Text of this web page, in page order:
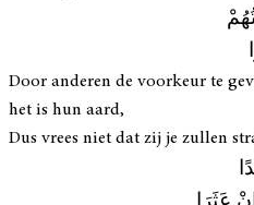
Door anderen de voorkeur te
het is hun aard,
Dus vrees niet dat zij je zullen